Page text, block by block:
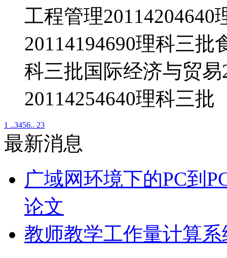
工程管理
20114194690理科三批
科三批国际经济与贸易
20114254640理科三批
1 ..3456.. 23
最新消息
广域网环境下的PC到
论文
教师教学工作量计算